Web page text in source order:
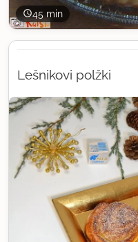
45 min
Lešnikovi polžki